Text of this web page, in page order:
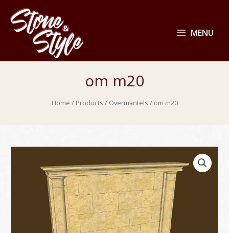
MENU
om m20
Home / Products / Overmantels / om m20